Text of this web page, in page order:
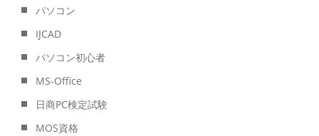
パソコン
IJCAD
パソコン初心者
MS-Office
日商PC検定試験
MOS資格